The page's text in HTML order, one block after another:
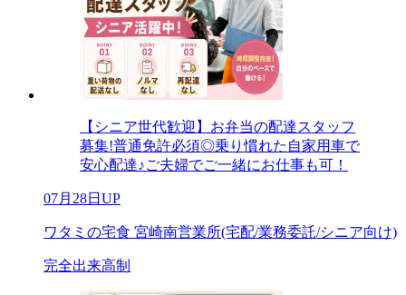
【シニア世代歓迎】お弁当の配達スタッフ
募集!普通免許必須◎乗り慣れた自家用車で
安心配達♪ご夫婦でご一緒にお仕事も可！
07月28日UP
ワタミの宅食 宮崎南営業所(宅配/業務委託/シニア向け)
完全出来高制